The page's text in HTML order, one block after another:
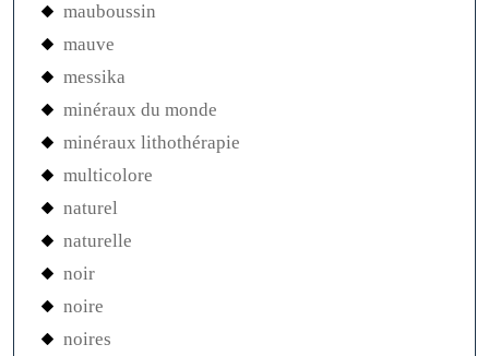
mauboussin
mauve
messika
minéraux du monde
minéraux lithothérapie
multicolore
naturel
naturelle
noir
noire
noires